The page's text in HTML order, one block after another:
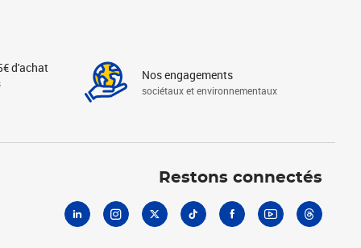
d'achat Nos engagements
sociétaux et environnementaux
Restons connectés